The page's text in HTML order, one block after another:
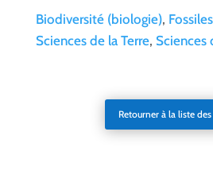
Biodiversité (biologie),
Sciences de la Terre, Sciences
Retourner à la liste